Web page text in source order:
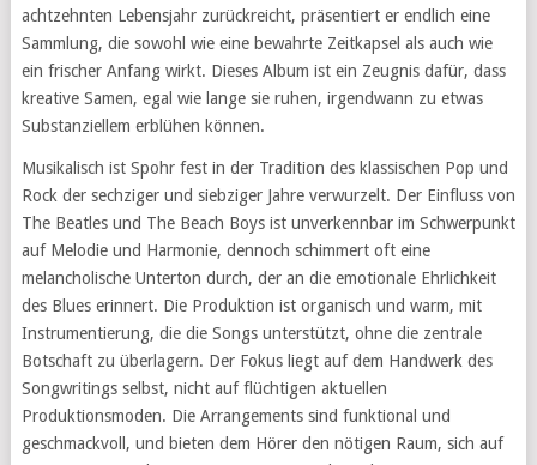
achtzehnten Lebensjahr zurückreicht, präsentiert er endlich eine
Sammlung, die sowohl wie eine bewahrte Zeitkapsel als auch wie
ein frischer Anfang wirkt. Dieses Album ist ein Zeugnis dafür, dass
kreative Samen, egal wie lange sie ruhen, irgendwann zu etwas
Substanziellem erblühen können.
Musikalisch ist Spohr fest in der Tradition des klassischen Pop und
Rock der sechziger und siebziger Jahre verwurzelt. Der Einfluss von
The Beatles und The Beach Boys ist unverkennbar im Schwerpunkt
auf Melodie und Harmonie, dennoch schimmert oft eine
melancholische Unterton durch, der an die emotionale Ehrlichkeit
des Blues erinnert. Die Produktion ist organisch und warm, mit
Instrumentierung, die die Songs unterstützt, ohne die zentrale
Botschaft zu überlagern. Der Fokus liegt auf dem Handwerk des
Songwritings selbst, nicht auf flüchtigen aktuellen
Produktionsmoden. Die Arrangements sind funktional und
geschmackvoll, und bieten dem Hörer den nötigen Raum, sich auf